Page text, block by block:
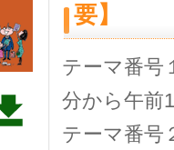
要】
テーマ番
分から午前
テーマ番